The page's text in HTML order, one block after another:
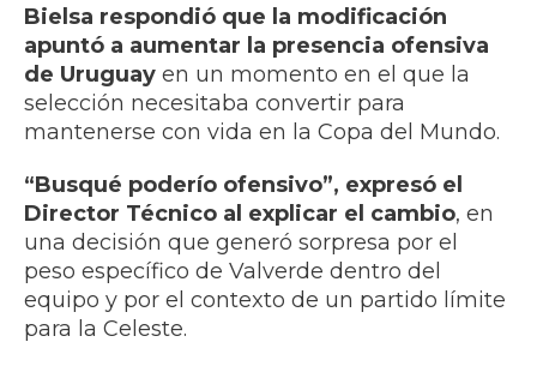
Bielsa respondió que la modificación
apuntó a aumentar la presencia ofensiva
de Uruguay en un momento en el que la
selección necesitaba convertir para
mantenerse con vida en la Copa del Mundo.
“Busqué poderío ofensivo”, expresó el
Director Técnico al explicar el cambio, en
una decisión que generó sorpresa por el
peso específico de Valverde dentro del
equipo y por el contexto de un partido límite
para la Celeste.